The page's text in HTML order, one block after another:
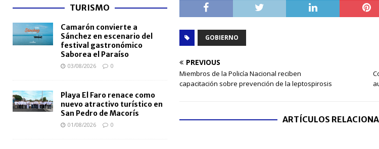
GOBIERNO
PREVIOUS
Miembros de la Policía Nacional reciben
capacitación sobre prevención de la leptospirosis
ARTÍCULOS
TURISMO
Camarón convierte a
Sánchez en escenario del
festival gastronómico
Saborea el Paraíso
03/08/2026 0
Playa El Faro renace como
nuevo atractivo turístico en
San Pedro de Macorís
01/08/2026 0